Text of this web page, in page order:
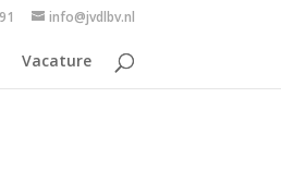
info@jvdlbv.nl
Vacature